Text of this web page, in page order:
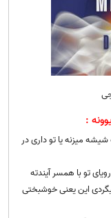
:
میزنه یا تو داری در
تو با همسر آیندته
این یعنی خوشبختی